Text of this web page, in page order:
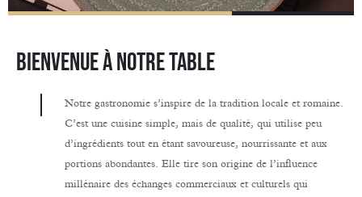
Bienvenue à notre table
Notre gastronomie s’inspire de la tradition locale et romaine.
C’est une cuisine simple, mais de qualité, qui utilise peu
d’ingrédients tout en étant savoureuse, nourrissante et aux
portions abondantes. Elle tire son origine de l’influence
millénaire des échanges commerciaux et culturels qui